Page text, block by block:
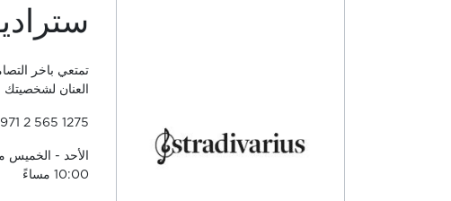
تمتعي باخر
العنان لشخصيتك
2 565 1275
10:00 مساءً